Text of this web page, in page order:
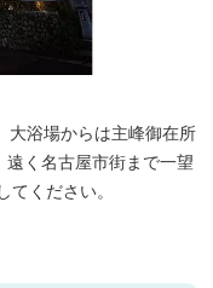
大浴場からは主峰御在所
く名古屋市街まで一望
ください。